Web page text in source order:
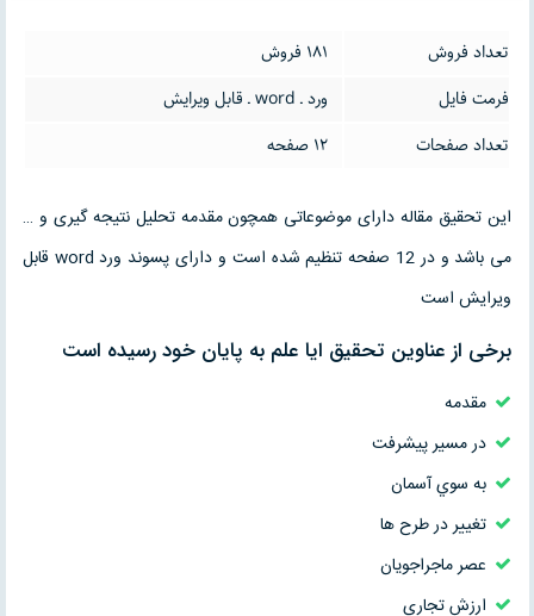
تعداد فروش
181 فروش
فرمت فایل
ورد ـ word ـ قابل ویرایش
تعداد صفحات
12 صفحه
این تحقیق مقاله دارای موضوعاتی همچون مقدمه تحلیل نتیجه گیری و …
می باشد و در 12 صفحه تنظیم شده است و دارای پسوند ورد word قابل
ویرایش است
برخی از عناوین تحقیق ایا علم به پایان خود رسیده است
مقدمه
در مسير پيشرفت
به سوي آسمان
تغيير در طرح ها
عصر ماجراجويان
ارزش تجاري